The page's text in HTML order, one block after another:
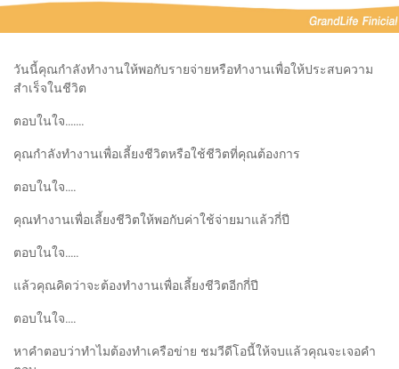
วันนี้คุณกำลังทำงานให้พอกับรายจ่ายหรือทำงานเพื่อให้ประสบความ
สำเร็จในชีวิต
ตอบในใจ.......
คุณกำลังทำงานเพื่อเลี้ยงชีวิตหรือใช้ชีวิตที่คุณต้องการ
ตอบในใจ....
คุณทำงานเพื่อเลี้ยงชีวิตให้พอกับค่าใช้จ่ายมาแล้วกี่ปี
ตอบในใจ.....
แล้วคุณคิดว่าจะต้องทำงานเพื่อเลี้ยงชีวิตอีกกี่ปี
ตอบในใจ....
หาคำตอบว่าทำไมต้องทำเครือข่าย ชมวีดีโอนี้ให้จบแล้วคุณจะเจอคำ